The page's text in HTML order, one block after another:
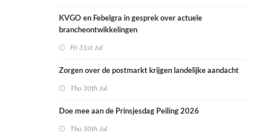
KVGO en Febelgra in gesprek over actuele
brancheontwikkelingen
Fri 31st Jul
Zorgen over de postmarkt krijgen landelijke aandacht
Thu 30th Jul
Doe mee aan de Prinsjesdag Peiling 2026
Thu 30th Jul